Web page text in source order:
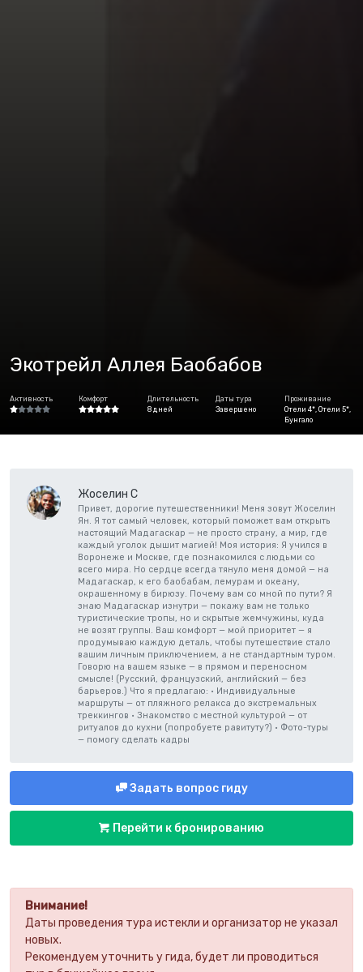
Экотрейл Аллея Баобабов
Активность Комфорт
Длительность
8 дней
Даты тура
Завершено
Проживание
Отели 4*, Отели 5*,
Бунгало
Внимание!
Даты проведения тура истекли и организатор не указал
новых.
Рекомендуем уточнить у гида, будет ли проводиться
Жоселин С
Привет, дорогие путешественники! Меня зовут Жоселин
Ян. Я тот самый человек, который поможет вам открыть
настоящий Мадагаскар — не просто страну, а мир, где
каждый уголок дышит магией! Моя история: Я учился в
Воронеже и Москве, где познакомился с людьми со
всего мира. Но сердце всегда тянуло меня домой — на
Мадагаскар, к его баобабам, лемурам и океану,
окрашенному в бирюзу. Почему вам со мной по пути? Я
знаю Мадагаскар изнутри — покажу вам не только
туристические тропы, но и скрытые жемчужины, куда
не возят группы. Ваш комфорт — мой приоритет — я
продумываю каждую деталь, чтобы путешествие стало
вашим личным приключением, а не стандартным туром.
Говорю на вашем языке — в прямом и переносном
смысле! (Русский, французский, английский — без
барьеров.) Что я предлагаю: • Индивидуальные
маршруты — от пляжного релакса до экстремальных
треккингов • Знакомство с местной культурой — от
ритуалов до кухни (попробуете равитуту?) • Фото-туры
— помогу сделать кадры
Задать вопрос гиду
Перейти к бронированию